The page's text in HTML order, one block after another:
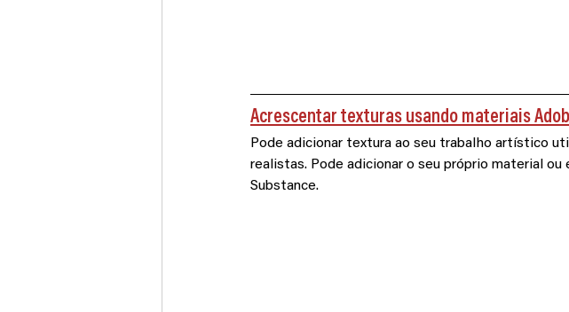
Acrescentar texturas usando materiais
Pode adicionar textura ao seu trabalho artístico
realistas. Pode adicionar o seu próprio material
Substance.